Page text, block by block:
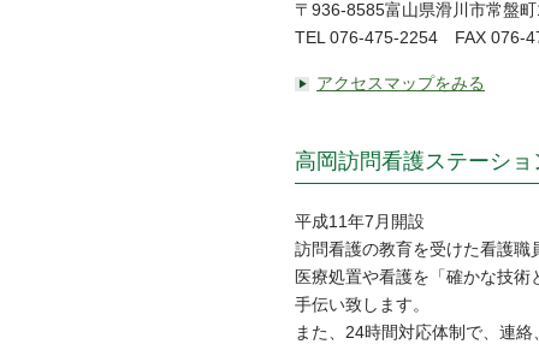
〒936-8585富山県滑川市常盤
TEL 076-475-2254 FAX 076-
アクセスマップをみる
高岡訪問看護ステーショ
平成11年7月開設
訪問看護の教育を受けた看護職
医療処置や看護を「確かな技
手伝い致します。
また、24時間対応体制で、連